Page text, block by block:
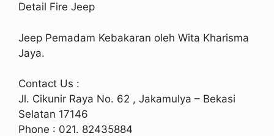
Detail Fire Jeep
Jeep Pemadam Kebakaran oleh Wita Kharisma
Jaya.
Contact Us :
Jl. Cikunir Raya No. 62 , Jakamulya – Bekasi
Selatan 17146
Phone : 021. 82435884